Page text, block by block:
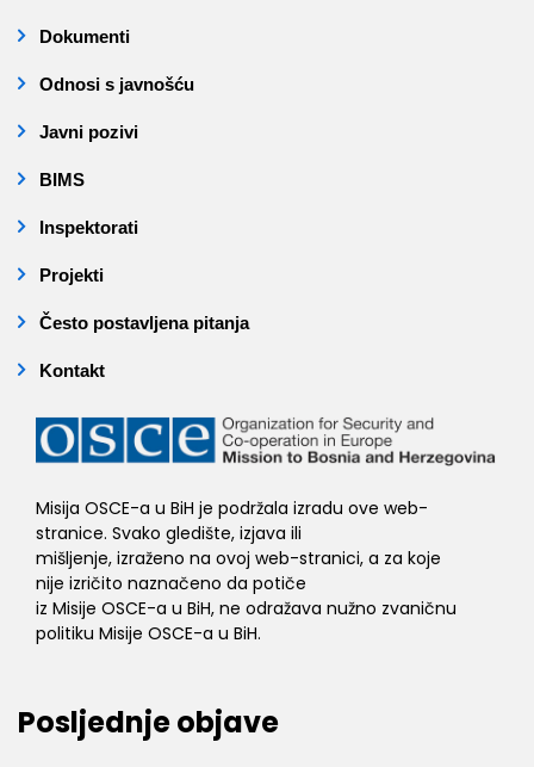
Dokumenti
Odnosi s javnošću
Javni pozivi
BIMS
Inspektorati
Projekti
Često postavljena pitanja
Kontakt
Misija OSCE-a u BiH je podržala izradu ove web-
stranice. Svako gledište, izjava ili
mišljenje, izraženo na ovoj web-stranici, a za koje
nije izričito naznačeno da potiče
iz Misije OSCE-a u BiH, ne odražava nužno zvaničnu
politiku Misije OSCE-a u BiH.
Posljednje objave